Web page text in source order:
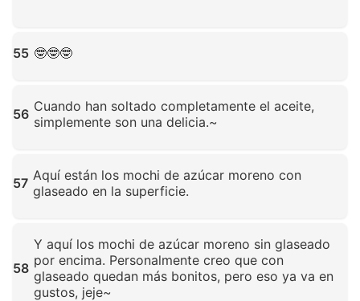
55 🤓🤓🤓
56 Cuando han soltado completamente el aceite,
simplemente son una delicia.~
57 Aquí están los mochi de azúcar moreno con
glaseado en la superficie.
58
Y aquí los mochi de azúcar moreno sin glaseado
por encima. Personalmente creo que con
glaseado quedan más bonitos, pero eso ya va en
gustos, jeje~